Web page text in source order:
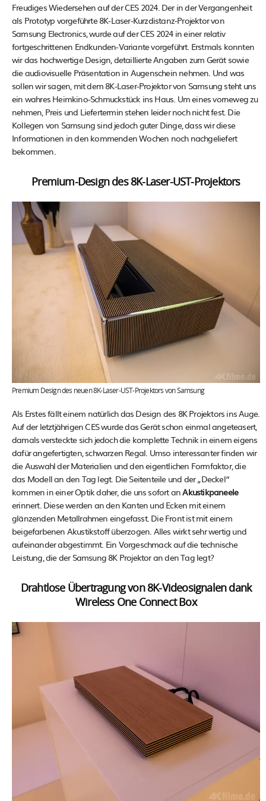
Freudiges Wiedersehen auf der CES 2024. Der in der Vergangenheit
als Prototyp vorgeführte 8K-Laser-Kurzdistanz-Projektor von
Samsung Electronics, wurde auf der CES 2024 in einer relativ
fortgeschrittenen Endkunden-Variante vorgeführt. Erstmals konnten
wir das hochwertige Design, detaillierte Angaben zum Gerät sowie
die audiovisuelle Präsentation in Augenschein nehmen. Und was
sollen wir sagen, mit dem 8K-Laser-Projektor von Samsung steht uns
ein wahres Heimkino-Schmuckstück ins Haus. Um eines vorneweg zu
nehmen, Preis und Liefertermin stehen leider noch nicht fest. Die
Kollegen von Samsung sind jedoch guter Dinge, dass wir diese
Informationen in den kommenden Wochen noch nachgeliefert
bekommen.
Premium-Design des 8K-Laser-UST-Projektors
Premium Design des neuen 8K-Laser-UST-Projektors von Samsung
Als Erstes fällt einem natürlich das Design des 8K Projektors ins Auge.
Auf der letztjährigen CES wurde das Gerät schon einmal angeteasert,
damals versteckte sich jedoch die komplette Technik in einem eigens
dafür angefertigten, schwarzen Regal. Umso interessanter finden wir
die Auswahl der Materialien und den eigentlichen Formfaktor, die
das Modell an den Tag legt. Die Seitenteile und der „Deckel“
kommen in einer Optik daher, die uns sofort anAkustikpaneele
erinnert. Diese werden an den Kanten und Ecken mit einem
glänzenden Metallrahmen eingefasst. Die Front ist mit einem
beigefarbenen Akustikstoff überzogen. Alles wirkt sehr wertig und
aufeinander abgestimmt. Ein Vorgeschmack auf die technische
Leistung, die der Samsung 8K Projektor an den Tag legt?
Drahtlose Übertragung von 8K-Videosignalen dank
Wireless One Connect Box